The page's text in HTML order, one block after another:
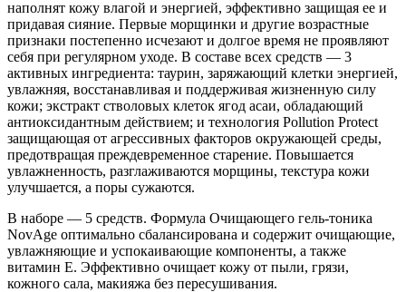
наполнят кожу влагой и энергией, эффективно защищая ее и
придавая сияние. Первые морщинки и другие возрастные
признаки постепенно исчезают и долгое время не проявляют
себя при регулярном уходе. В составе всех средств — 3
активных ингредиента: таурин, заряжающий клетки энергией,
увлажняя, восстанавливая и поддерживая жизненную силу
кожи; экстракт стволовых клеток ягод асаи, обладающий
антиоксидантным действием; и технология Pollution Protect
защищающая от агрессивных факторов окружающей среды,
предотвращая преждевременное старение. Повышается
увлажненность, разглаживаются морщины, текстура кожи
улучшается, а поры сужаются.
В наборе — 5 средств. Формула Очищающего гель-тоника
NovAge оптимально сбалансирована и содержит очищающие,
увлажняющие и успокаивающие компоненты, а также
витамин Е. Эффективно очищает кожу от пыли, грязи,
кожного сала, макияжа без пересушивания.